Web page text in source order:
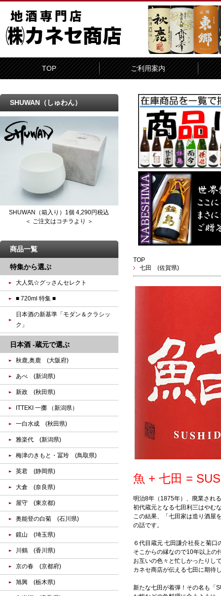
TOP ご利用案内
TOP
七田 (佐賀県)
魚 + 七田 =
明治8年（1875年）、廃業され
初代蔵元となる七田利三はやむ
この結果、「七田家は造り酒屋
の話です。
６代目蔵元 七田謙介社長と菊
そこからの縁なので10年以上の
お互いの色々と忙しかったりし
カネセ商店が伝える七田に期待
新たな七田が着弾！その名も「
SHUWAN（しゅわん）
SHUWAN（箱入り）1個 4,290円税込
＜ ご注文はコチラより ＞
商品一覧
特集から選ぶ
大人気☆グッさんセレクト
■ 720ml 特集 ■
日本酒の新基準「モダン＆クラシッ
ク」
日本酒 -蔵元で選ぶ
秋鹿,奥鹿 (大阪府)
あべ (新潟県)
新政 (秋田県)
ITTEKI 一擲 （新潟県）
一白水成 (秋田県)
雅楽代 (新潟県)
梅津のきもと・冨玲 (鳥取県)
英君 (静岡県)
大倉 (奈良県)
屋守 (東京都)
奥能登の白菊 (石川県)
鏡山 (埼玉県)
川鶴 (香川県)
京の春 (京都府)
旭興 (栃木県)